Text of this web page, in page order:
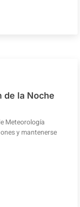
de la Noche
Meteorología
y mantenerse